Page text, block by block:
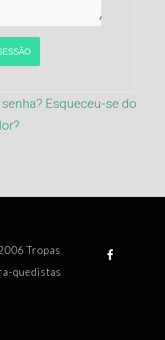
AUTENTICAR
Esqueceu-se do
Tropas
quedistas